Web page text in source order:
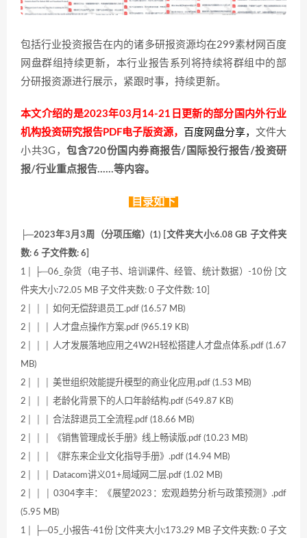
包括行业投资报告在内的诸多研报资源均在299素材网百度
网盘群组持续更新，本行业报告系列将持续将群组中的部
分研报资源进行展示，紧跟时事，持续更新。
本文介绍的是2023年03月14-21日更新的部分国内外行业
机构投资研究报告PDF电子版资源，
百度网盘分享， 文件大
小共3G， 包含720份国内券商报告/国际投行报告/投资研
报/行业重点报告……等内容。
目录如下
├─2023年3月3周（分项压缩）(1) [文件夹大小:6.08 GB 子文件夹
数: 6 子文件数: 6]
1│ ├─06_杂货（电子书、培训课件、经管、统计数据）-10份 [文
件夹大小:72.05 MB 子文件夹数: 0 子文件数: 10]
2│ │ │ 如何无偿辞退员工.pdf (16.57 MB)
2│ │ │ 人才盘点操作方案.pdf (965.19 KB)
2│ │ │ 人才发展落地应用之4W2H轻松搭建人才盘点体系.pdf (1.67
MB)
2│ │ │ 美世组织效能提升模型的商业化应用.pdf (1.53 MB)
2│ │ │ 老龄化背景下的人口年龄结构.pdf (549.87 KB)
2│ │ │ 合法辞退员工全流程.pdf (18.66 MB)
2│ │ │ 《销售管理成长手册》线上畅读版.pdf (10.23 MB)
2│ │ │ 《胖东来企业文化指导手册》.pdf (14.94 MB)
2│ │ │ Datacom讲义01+局域网二层.pdf (1.02 MB)
2│ │ │ 0304李丰：《展望2023：宏观趋势分析与政策预测》.pdf
(5.95 MB)
1│ ├─05_小报告-41份 [文件夹大小:173.29 MB 子文件夹数: 0 子文